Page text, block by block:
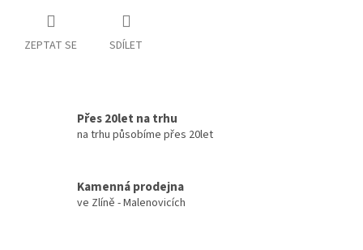
ZEPTAT SE SDÍLET
Přes 20let na trhu
na trhu působíme přes 20let
Kamenná prodejna
ve Zlíně - Malenovicích